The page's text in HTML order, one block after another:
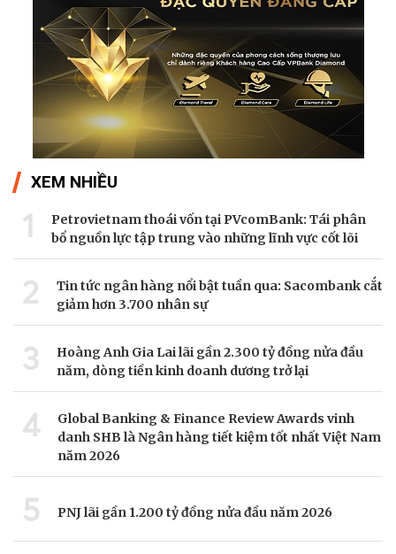
XEM NHIỀU
1
Petrovietnam thoái vốn tại PVcomBank: Tái phân
bổ nguồn lực tập trung vào những lĩnh vực cốt lõi
2
Tin tức ngân hàng nổi bật tuần qua: Sacombank cắt
giảm hơn 3.700 nhân sự
3
Hoàng Anh Gia Lai lãi gần 2.300 tỷ đồng nửa đầu
năm, dòng tiền kinh doanh dương trở lại
4
Global Banking & Finance Review Awards vinh
danh SHB là Ngân hàng tiết kiệm tốt nhất Việt Nam
năm 2026
5 PNJ lãi gần 1.200 tỷ đồng nửa đầu năm 2026